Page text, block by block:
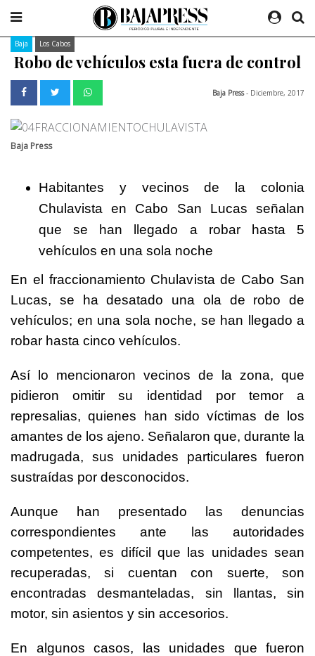
Baja Los Cabos
Robo de vehículos esta fuera de control
Baja Press - Diciembre, 2017
Baja Press
Habitantes y vecinos de la colonia
Chulavista en Cabo San Lucas señalan
que se han llegado a robar hasta 5
vehículos en una sola noche
En el fraccionamiento Chulavista de Cabo San
Lucas, se ha desatado una ola de robo de
vehículos; en una sola noche, se han llegado a
robar hasta cinco vehículos.
Así lo mencionaron vecinos de la zona, que
pidieron omitir su identidad por temor a
represalias, quienes han sido víctimas de los
amantes de los ajeno. Señalaron que, durante la
madrugada, sus unidades particulares fueron
sustraídas por desconocidos.
Aunque han presentado las denuncias
correspondientes ante las autoridades
competentes, es difícil que las unidades sean
recuperadas, si cuentan con suerte, son
encontradas desmanteladas, sin llantas, sin
motor, sin asientos y sin accesorios.
En algunos casos, las unidades que fueron